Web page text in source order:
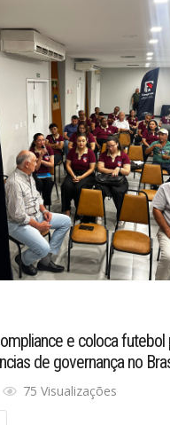
e coloca futebol
de governança no
75 Visualizações